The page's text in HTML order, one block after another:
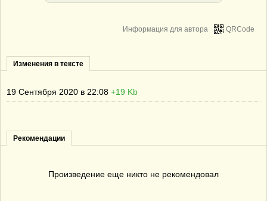
QRCode
Информация для автора
Изменения в тексте
19 Сентября 2020 в 22:08 +19 Kb
Рекомендации
Произведение еще никто не рекомендовал